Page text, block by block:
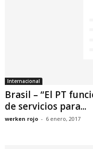
Internacional
Brasil – “El PT
de servicios para...
werken rojo - 6 enero, 2017